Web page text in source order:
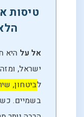
טיסות
אל על היא
ישראל,
לביטחון,
בשמיים.